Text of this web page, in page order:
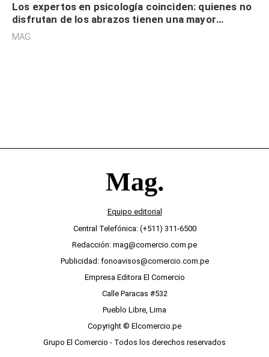
Los expertos en psicología coinciden: quienes no
disfrutan de los abrazos tienen una mayor
sensibilidad a los estímulos físicos y no es por
MAG.
Equipo editorial
Central Telefónica: (+511) 311-6500
Redacción: mag@comercio.com.pe
Publicidad: fonoavisos@comercio.com.pe
Empresa Editora El Comercio
Calle Paracas #532
Pueblo Libre, Lima
Copyright © Elcomercio.pe
Grupo El Comercio - Todos los derechos reservados